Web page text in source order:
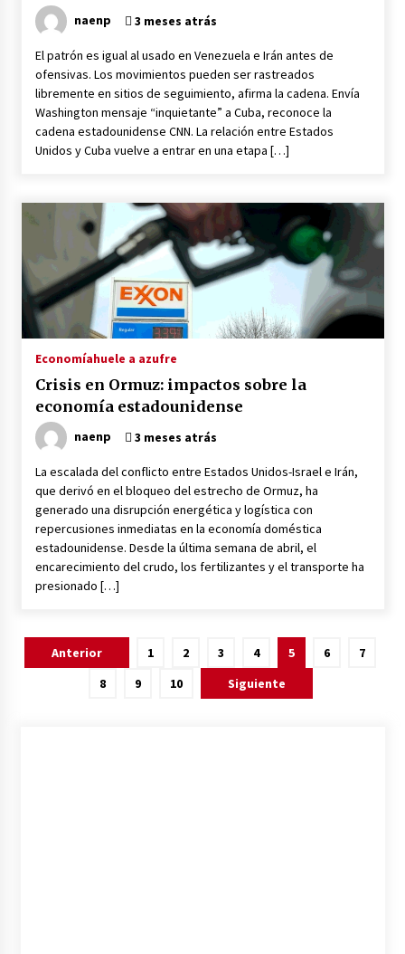
naenp 3 meses atrás
El patrón es igual al usado en Venezuela e Irán antes de
ofensivas. Los movimientos pueden ser rastreados
libremente en sitios de seguimiento, afirma la cadena. Envía
Washington mensaje “inquietante” a Cuba, reconoce la
cadena estadounidense CNN. La relación entre Estados
Unidos y Cuba vuelve a entrar en una etapa […]
Economíahuele a azufre
Crisis en Ormuz: impactos sobre la
economía estadounidense
naenp 3 meses atrás
La escalada del conflicto entre Estados Unidos-Israel e Irán,
que derivó en el bloqueo del estrecho de Ormuz, ha
generado una disrupción energética y logística con
repercusiones inmediatas en la economía doméstica
estadounidense. Desde la última semana de abril, el
encarecimiento del crudo, los fertilizantes y el transporte ha
presionado […]
Posts
pagination
Anterior 1 2 3 4 5 6
7
8
9 10 Siguiente